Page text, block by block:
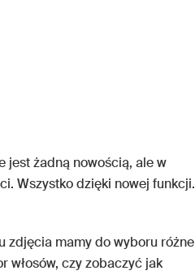
jest żadną nowością, ale w
Wszystko dzięki nowej funkcji.
zdjęcia mamy do wyboru różne
włosów, czy zobaczyć jak